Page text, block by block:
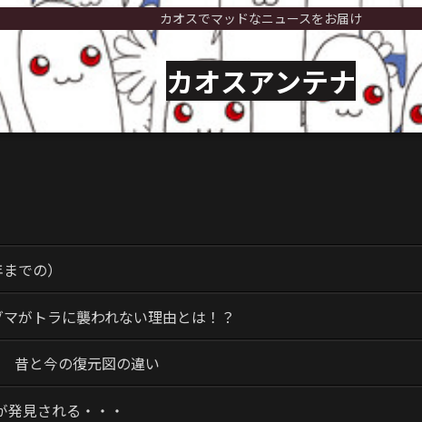
カオスでマッドなニュースをお届け
カオスアンテナ
での）
がトラに襲われない理由とは！？
昔と今の復元図の違い
見される・・・